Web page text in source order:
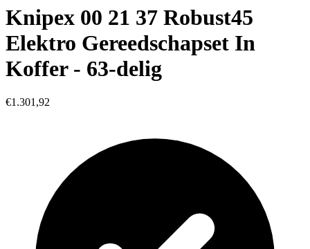
Knipex 00 21 37 Robust45
Elektro Gereedschapset In
Koffer - 63-delig
€1.301,92